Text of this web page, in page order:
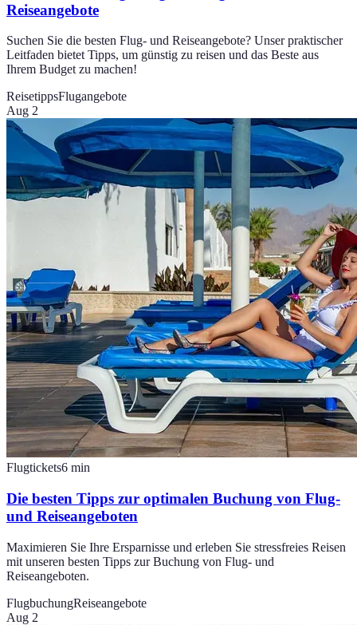
Reiseangebote
Suchen Sie die besten Flug- und Reiseangebote? Unser praktischer
Leitfaden bietet Tipps, um günstig zu reisen und das Beste aus
Ihrem Budget zu machen!
ReisetippsFlugangebote
Aug 2
Flugtickets6 min
Die besten Tipps zur optimalen Buchung von Flug-
und Reiseangeboten
Maximieren Sie Ihre Ersparnisse und erleben Sie stressfreies Reisen
mit unseren besten Tipps zur Buchung von Flug- und
Reiseangeboten.
FlugbuchungReiseangebote
Aug 2